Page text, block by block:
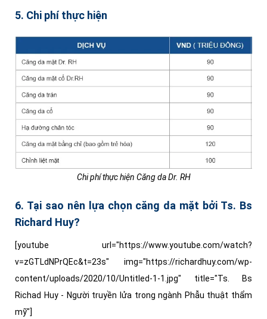
5. Chi phí thực hiện
Chi phí thực hiện Căng da Dr. RH
6. Tại sao nên lựa chọn căng da mặt bởi Ts. Bs
Richard Huy?
[youtube url="https://www.youtube.com/watch?
v=zGTLdNPrQEc&t=23s" img="https://richardhuy.com/wp-
content/uploads/2020/10/Untitled-1-1.jpg" title="Ts. Bs
Richad Huy - Người truyền lửa trong ngành Phẫu thuật thẩm
mỹ"]